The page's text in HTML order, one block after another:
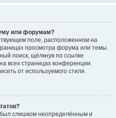
или форумам?
поле, расположенном на
просмотра форума или темы.
поиск, щёлкнув по ссылке
всех страницах конференции.
от используемого стиля.
слишком неопределённым и